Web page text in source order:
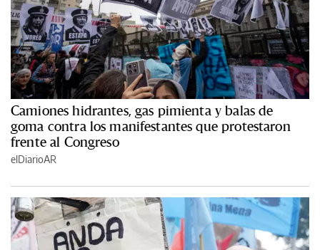
Camiones hidrantes, gas pimienta y balas de
goma contra los manifestantes que protestaron
frente al Congreso
elDiarioAR